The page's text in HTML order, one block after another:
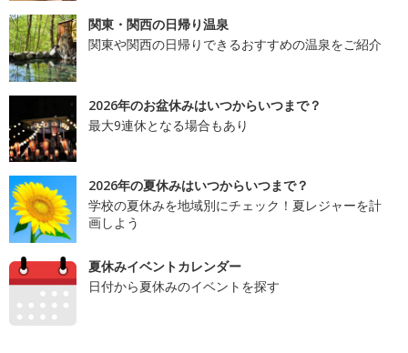
関東・関西の日帰り温泉
関東や関西の日帰りできるおすすめの温泉をご紹介
2026年のお盆休みはいつからいつまで？
最大9連休となる場合もあり
2026年の夏休みはいつからいつまで？
学校の夏休みを地域別にチェック！夏レジャーを計
画しよう
夏休みイベントカレンダー
日付から夏休みのイベントを探す